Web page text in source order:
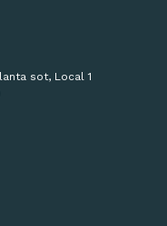
sot, Local 1